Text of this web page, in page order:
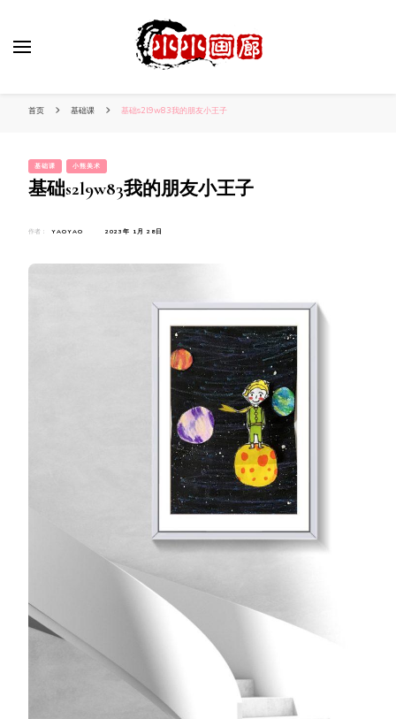
首页 基础课 基础s2l9w83我的朋友小王子
基础课 小熊美术
基础s2l9w83我的朋友小王子
作者： YAOYAO 2023年 1月 28日